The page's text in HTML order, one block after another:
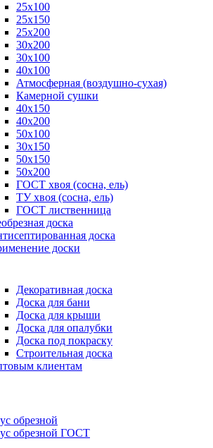
25х100
25х150
25х200
30х200
30х100
40х100
Атмосферная (воздушно-сухая)
Камерной сушки
40х150
40х200
50х100
30х150
50х150
50х200
ГОСТ хвоя (сосна, ель)
ТУ хвоя (сосна, ель)
ГОСТ лиственница
доска
доска
доски
Декоративная доска
Доска для бани
Доска для крыши
Доска для опалубки
Доска под покраску
Строительная доска
клиентам
обрезной
обрезной ГОСТ